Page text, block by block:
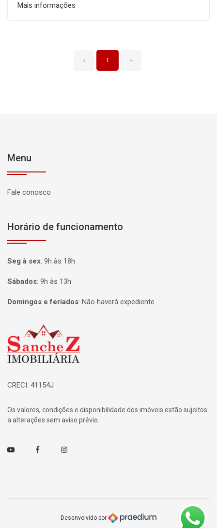
Mais informações
‹ 1 ›
Menu
Fale conosco
Horário de funcionamento
Seg à sex: 9h às 18h
Sábados: 9h às 13h
Domingos e feriados: Não haverá expediente
Página inicial
CRECI: 41154J
Os valores, condições e disponibilidade dos imóveis estão sujeitos
a alterações sem aviso prévio.
Youtube FacebookInstagram
Desenvolvido por